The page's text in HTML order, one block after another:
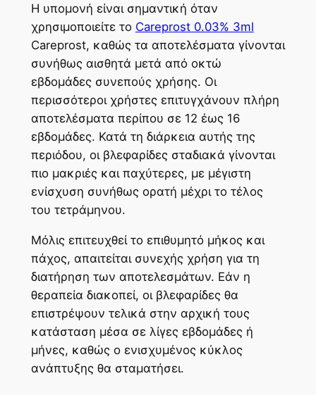
Η υπομονή είναι σημαντική όταν
χρησιμοποιείτε το Careprost 0.03% 3ml
Careprost, καθώς τα αποτελέσματα γίνονται
συνήθως αισθητά μετά από οκτώ
εβδομάδες συνεπούς χρήσης. Οι
περισσότεροι χρήστες επιτυγχάνουν πλήρη
αποτελέσματα περίπου σε 12 έως 16
εβδομάδες. Κατά τη διάρκεια αυτής της
περιόδου, οι βλεφαρίδες σταδιακά γίνονται
πιο μακριές και παχύτερες, με μέγιστη
ενίσχυση συνήθως ορατή μέχρι το τέλος
του τετράμηνου.
Μόλις επιτευχθεί το επιθυμητό μήκος και
πάχος, απαιτείται συνεχής χρήση για τη
διατήρηση των αποτελεσμάτων. Εάν η
θεραπεία διακοπεί, οι βλεφαρίδες θα
επιστρέψουν τελικά στην αρχική τους
κατάσταση μέσα σε λίγες εβδομάδες ή
μήνες, καθώς ο ενισχυμένος κύκλος
ανάπτυξης θα σταματήσει.